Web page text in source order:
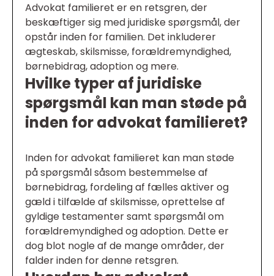
Advokat familieret er en retsgren, der
beskæftiger sig med juridiske spørgsmål, der
opstår inden for familien. Det inkluderer
ægteskab, skilsmisse, forældremyndighed,
børnebidrag, adoption og mere.
Hvilke typer af juridiske
spørgsmål kan man støde på
inden for advokat familieret?
Inden for advokat familieret kan man støde
på spørgsmål såsom bestemmelse af
børnebidrag, fordeling af fælles aktiver og
gæld i tilfælde af skilsmisse, oprettelse af
gyldige testamenter samt spørgsmål om
forældremyndighed og adoption. Dette er
dog blot nogle af de mange områder, der
falder inden for denne retsgren.